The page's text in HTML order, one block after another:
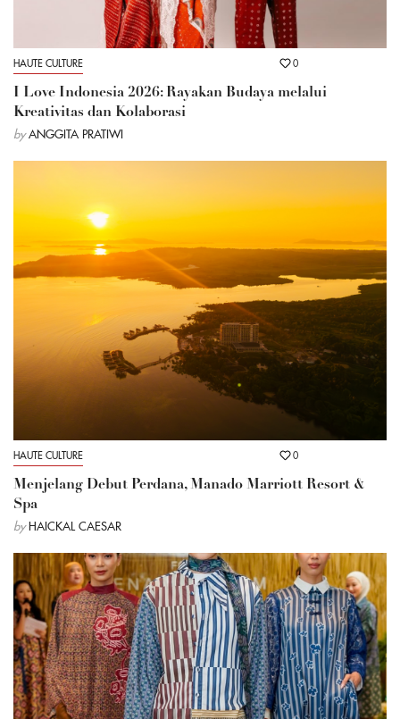
HAUTE CULTURE 0
I Love Indonesia 2026: Rayakan Budaya melalui
Kreativitas dan Kolaborasi
by ANGGITA PRATIWI
HAUTE CULTURE 0
Menjelang Debut Perdana, Manado Marriott Resort &
Spa
by HAICKAL CAESAR